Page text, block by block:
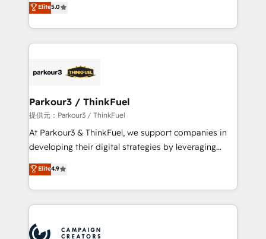
impact of your digital transformation, including a
detailed financial rationale with a focus on ROI and
embark on a transformational journey that sets your
business up for long-term success. Unlock your
réussite des entreprises passe par l’innovation web,
le marketing digital, et la relation client ! C'est
pourquoi, nos experts sont à la fois capables de
référencement, votre stratégie digitale et le pilotage
projet HubSpot avec DIGITALISIM : 🧽 Nettoyage,
migration et intégration des bases de données. 🚀
Développement des interfaces avec vos logiciels
métiers ⚙️ Configuration de la plateforme HubSpot
Book Process & Guidelines utilisateurs 🎓
Formations des utilisateurs
Elite5.0
Parkour3 / ThinkFuel
提供元：Parkour3 / ThinkFuel
At Parkour3 & ThinkFuel, we support companies in
developing their digital strategies by leveraging
technologies and automating their marketing and
sales processes to generate growth. Our offer spans
from Strategy to Operations. We specialize in CRM
onboarding and implementation, web design, sales
extensive experience working with tech companies
Elite4.9